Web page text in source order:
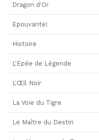
Dragon d'Or
Epouvante!
Histoire
L'Epée de Légende
L'Œil Noir
La Voie du Tigre
Le Maître du Destin